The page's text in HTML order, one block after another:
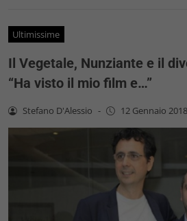
Ultimissime
Il Vegetale, Nunziante e il
“Ha visto il mio film e…”
Stefano D'Alessio - 12 Gennaio 2018